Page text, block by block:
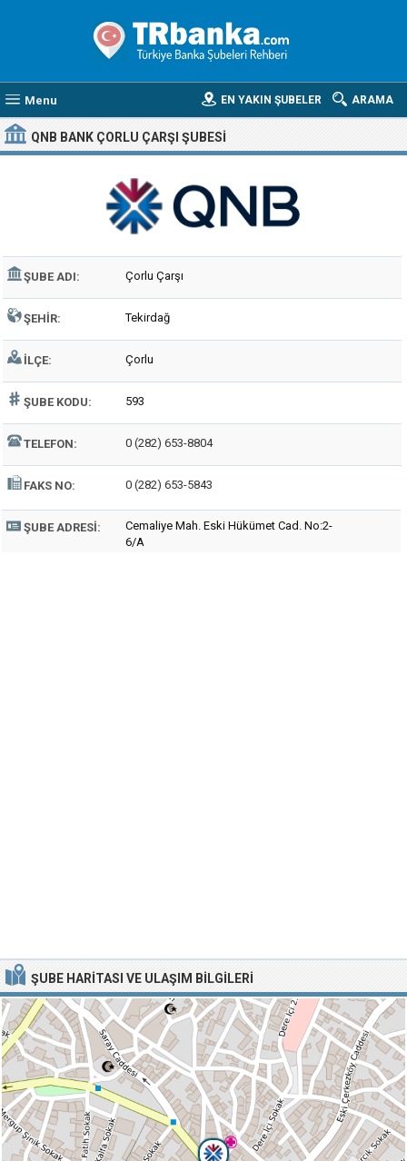
Menu ARAMA
EN YAKIN ŞUBELER
QNB BANK ÇORLU ÇARŞI ŞUBESI
ŞUBE ADI: Çorlu Çarşı
ŞEHIR: Tekirdağ
İLÇE: Çorlu
ŞUBE KODU: 593
TELEFON: 0 (282) 653-8804
FAKS NO: 0 (282) 653-5843
ŞUBE ADRESI:
Cemaliye Mah. Eski Hükümet Cad. No:2-
6/A
ŞUBE HARITASI VE ULAŞIM BILGILERI